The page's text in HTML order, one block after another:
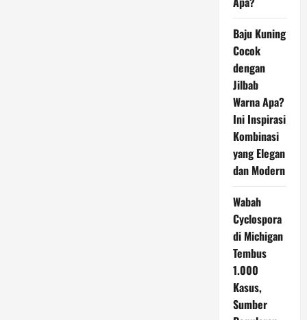
Baju Kuning
Cocok
dengan
Jilbab
Warna Apa?
Ini Inspirasi
Kombinasi
yang Elegan
dan Modern
Wabah
Cyclospora
di Michigan
Tembus
1.000
Kasus,
Sumber